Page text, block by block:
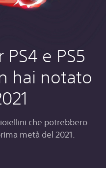
e PS5
hai notato
che potrebbero
metà del 2021.